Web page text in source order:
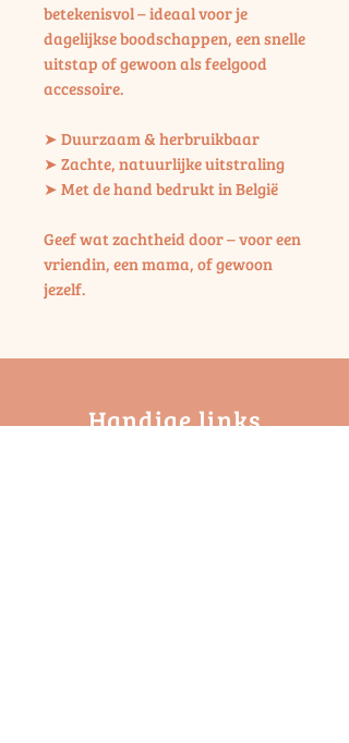
betekenisvol – ideaal voor je
dagelijkse boodschappen, een snelle
uitstap of gewoon als feelgood
accessoire.
➤ Duurzaam & herbruikbaar
➤ Zachte, natuurlijke uitstraling
➤ Met de hand bedrukt in België
Geef wat zachtheid door – voor een
vriendin, een mama, of gewoon
jezelf.
Handige links